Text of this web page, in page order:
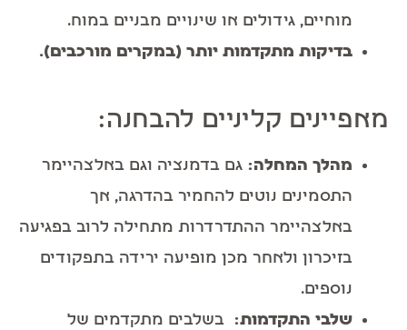
מוחיים, גידולים או שינויים מבניים במוח.
בדיקות מתקדמות יותר (במקרים מורכבים).
מאפיינים קליניים להבחנה:
מהלך המחלה: גם בדמנציה וגם באלצהיימר
התסמינים נוטים להחמיר בהדרגה, אך
באלצהיימר ההתדרדרות מתחילה לרוב בפגיעה
בזיכרון ולאחר מכן מופיעה ירידה בתפקודים
נוספים.
שלבי התקדמות: בשלבים מתקדמים של